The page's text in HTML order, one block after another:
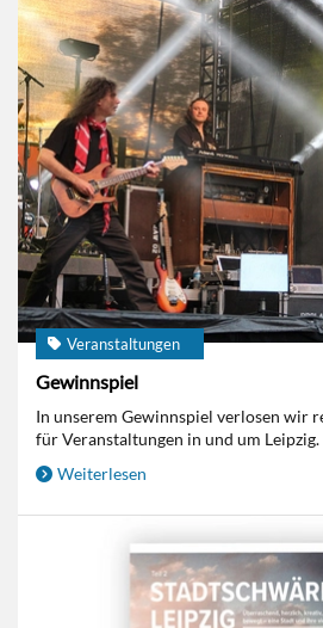
Veranstaltungen
Gewinnspiel
In unserem Gewinnspiel verlosen wir
für Veranstaltungen in und um Leipzig.
Weiterlesen